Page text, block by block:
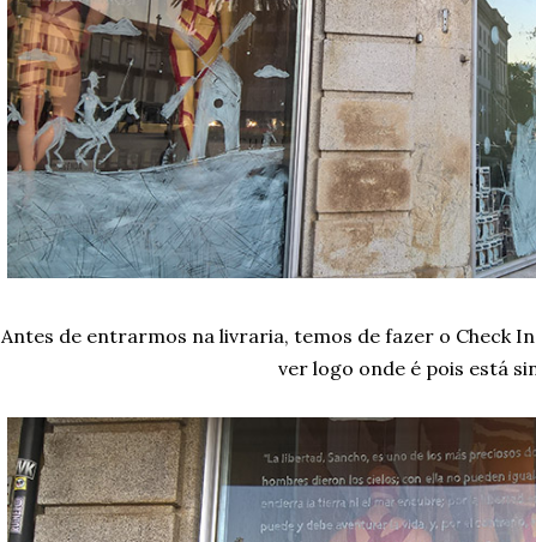
Antes de entrarmos na livraria, temos de fazer o Check
ver logo onde é pois está